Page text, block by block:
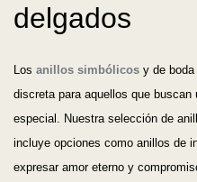
delgados
Los anillos simbólicos y de
discreta para aquellos que
especial. Nuestra selección de
incluye opciones como anillos de
expresar amor eterno y